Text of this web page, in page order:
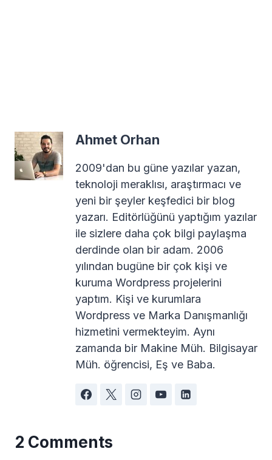
Ahmet Orhan
2009'dan bu güne yazılar yazan,
teknoloji meraklısı, araştırmacı ve
yeni bir şeyler keşfedici bir blog
yazarı. Editörlüğünü yaptığım yazılar
ile sizlere daha çok bilgi paylaşma
derdinde olan bir adam. 2006
yılından bugüne bir çok kişi ve
kuruma Wordpress projelerini
yaptım. Kişi ve kurumlara
Wordpress ve Marka Danışmanlığı
hizmetini vermekteyim. Aynı
zamanda bir Makine Müh. Bilgisayar
Müh. öğrencisi, Eş ve Baba.
2 Comments